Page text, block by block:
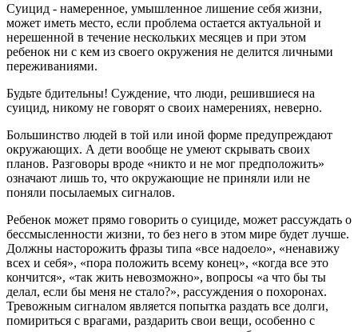
Суицид - намеренное, умышленное лишение себя жизни,
может иметь место, если проблема остается актуальной и
нерешенной в течение нескольких месяцев и при этом
ребенок ни с кем из своего окружения не делится личными
переживаниями.
Будьте бдительны! Суждение, что люди, решившиеся на
суицид, никому не говорят о своих намерениях, неверно.
Большинство людей в той или иной форме предупреждают
окружающих. А дети вообще не умеют скрывать своих
планов. Разговоры вроде «никто и не мог предположить»
означают лишь то, что окружающие не приняли или не
поняли посылаемых сигналов.
Ребенок может прямо говорить о суициде, может рассуждать о
бессмысленности жизни, то без него в этом мире будет лучше.
Должны насторожить фразы типа «все надоело», «ненавижу
всех и себя», «пора положить всему конец», «когда все это
кончится», «так жить невозможно», вопросы «а что бы ты
делал, если бы меня не стало?», рассуждения о похоронах.
Тревожным сигналом является попытка раздать все долги,
помириться с врагами, раздарить свои вещи, особенно с